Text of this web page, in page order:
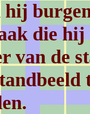
hij
die
van de